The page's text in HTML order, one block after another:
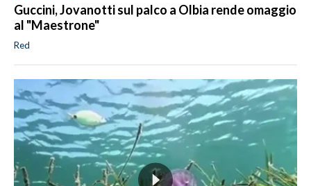
Guccini, Jovanotti sul palco a Olbia rende omaggio
al "Maestrone"
Red